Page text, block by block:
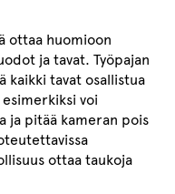
ottaa huomioon
ja tavat. Työpajan
kaikki tavat osallistua
voi
ja pitää kameran pois
ottaa taukoja